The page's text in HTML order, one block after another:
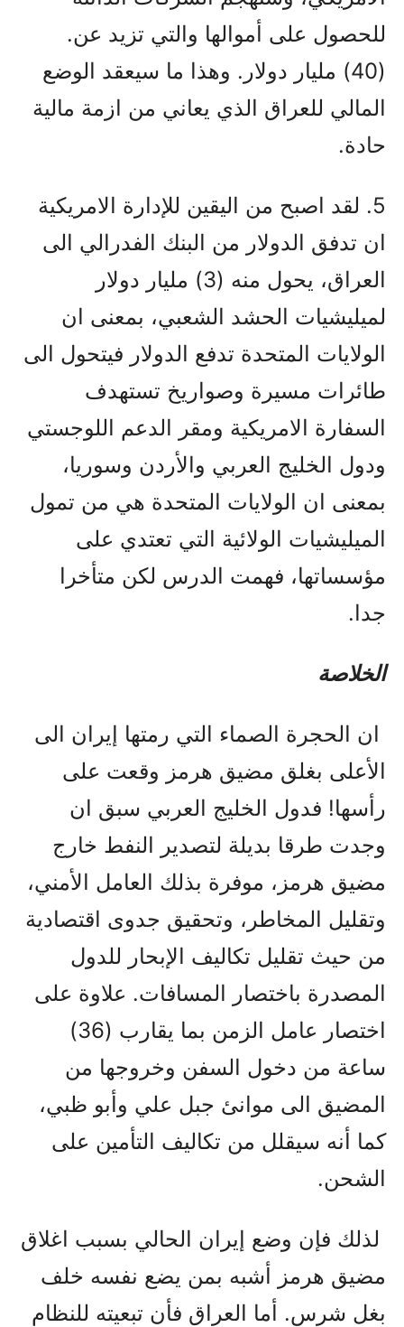
للحصول على أموالها والتي تزيد عن.
(40) مليار دولار. وهذا ما سيعقد الوضع
المالي للعراق الذي يعاني من ازمة مالية
حادة.
5. لقد اصبح من اليقين للإدارة الامريكية
ان تدفق الدولار من البنك الفدرالي الى
العراق، يحول منه (3) مليار دولار
لميليشيات الحشد الشعبي، بمعنى ان
الولايات المتحدة تدفع الدولار فيتحول الى
طائرات مسيرة وصواريخ تستهدف
السفارة الامريكية ومقر الدعم اللوجستي
ودول الخليج العربي والأردن وسوريا،
بمعنى ان الولايات المتحدة هي من تمول
الميليشيات الولائية التي تعتدي على
مؤسساتها، فهمت الدرس لكن متأخرا
جدا.
الخلاصة
ان الحجرة الصماء التي رمتها إيران الى
الأعلى بغلق مضيق هرمز وقعت على
رأسها! فدول الخليج العربي سبق ان
وجدت طرقا بديلة لتصدير النفط خارج
مضيق هرمز، موفرة بذلك العامل الأمني،
وتقليل المخاطر، وتحقيق جدوى اقتصادية
من حيث تقليل تكاليف الإبحار للدول
المصدرة باختصار المسافات. علاوة على
اختصار عامل الزمن بما يقارب (36)
ساعة من دخول السفن وخروجها من
المضيق الى موانئ جبل علي وأبو ظبي،
كما أنه سيقلل من تكاليف التأمين على
الشحن.
لذلك فإن وضع إيران الحالي بسبب اغلاق
مضيق هرمز أشبه بمن يضع نفسه خلف
بغل شرس. أما العراق فأن تبعيته للنظام